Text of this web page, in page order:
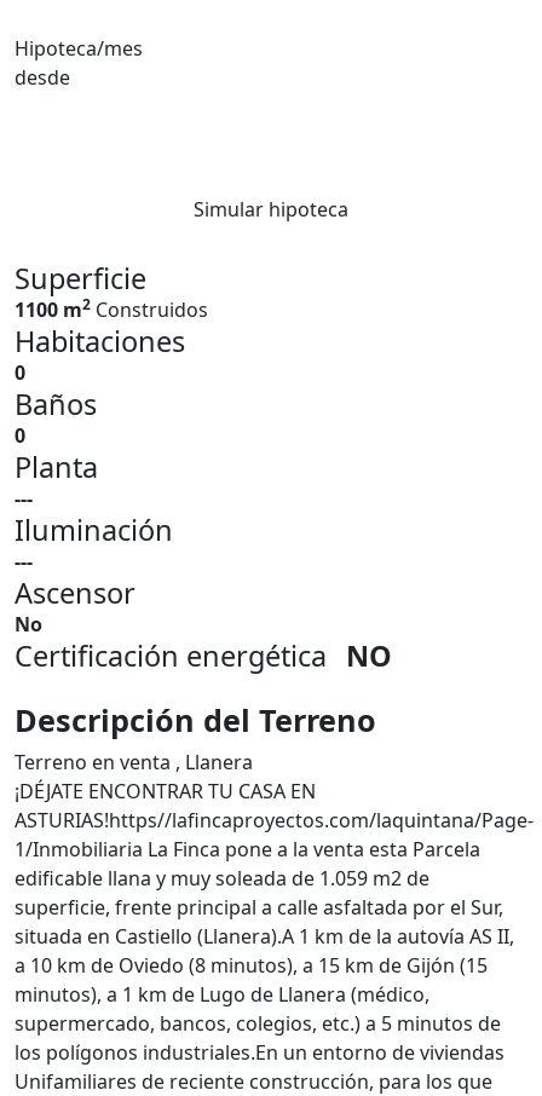
Hipoteca/mes
desde
Simular hipoteca
Superficie
1100 m2 Construidos
Habitaciones
0
Baños
0
Planta
---
Iluminación
---
Ascensor
No
Certificación energética NO
Descripción del Terreno
Terreno en venta , Llanera
¡DÉJATE ENCONTRAR TU CASA EN
ASTURIAS!https//lafincaproyectos.com/laquintana/Page-
1/Inmobiliaria La Finca pone a la venta esta Parcela
edificable llana y muy soleada de 1.059 m2 de
superficie, frente principal a calle asfaltada por el Sur,
situada en Castiello (Llanera).A 1 km de la autovía AS II,
a 10 km de Oviedo (8 minutos), a 15 km de Gijón (15
minutos), a 1 km de Lugo de Llanera (médico,
supermercado, bancos, colegios, etc.) a 5 minutos de
los polígonos industriales.En un entorno de viviendas
Unifamiliares de reciente construcción, para los que